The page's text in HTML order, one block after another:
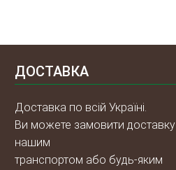
ДОСТАВКА
Доставка по всій Україні.
Ви можете замовити доставку
нашим
транспортом або будь-яким